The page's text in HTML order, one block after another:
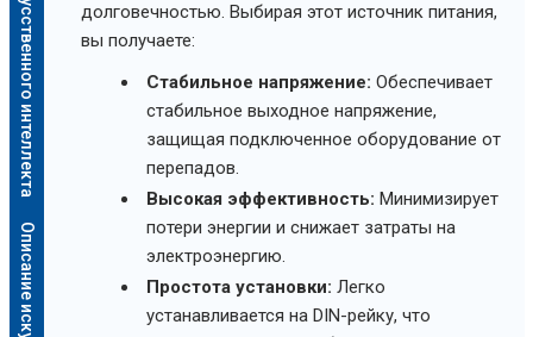
долговечностью. Выбирая этот источник питания,
вы получаете:
Стабильное напряжение: Обеспечивает
стабильное выходное напряжение,
защищая подключенное оборудование от
перепадов.
Высокая эффективность: Минимизирует
потери энергии и снижает затраты на
электроэнергию.
Простота установки: Легко
устанавливается на DIN-рейку, что